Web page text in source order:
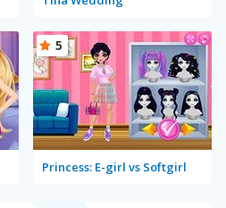
Princess: E-girl vs Softgirl
5